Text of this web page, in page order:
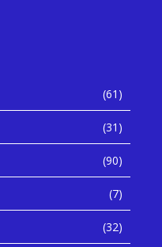
(61)
(31)
(90)
(7)
(32)